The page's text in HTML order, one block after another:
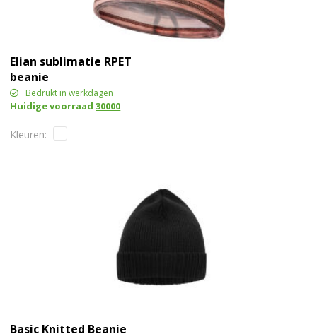
Elian sublimatie RPET
beanie
Bedrukt in werkdagen
Huidige voorraad30000
Basic Knitted Beanie